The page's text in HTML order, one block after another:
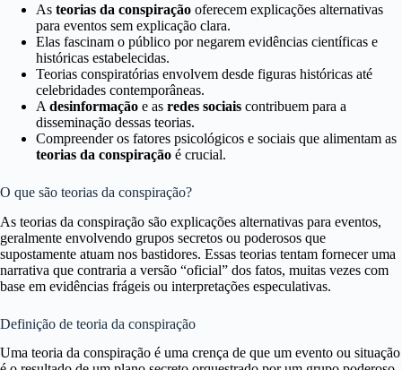
As teorias da conspiração oferecem explicações alternativas
para eventos sem explicação clara.
Elas fascinam o público por negarem evidências científicas e
históricas estabelecidas.
Teorias conspiratórias envolvem desde figuras históricas até
celebridades contemporâneas.
A desinformação e as redes sociais contribuem para a
disseminação dessas teorias.
Compreender os fatores psicológicos e sociais que alimentam as
teorias da conspiração é crucial.
O que são teorias da conspiração?
As teorias da conspiração são explicações alternativas para eventos,
geralmente envolvendo grupos secretos ou poderosos que
supostamente atuam nos bastidores. Essas teorias tentam fornecer uma
narrativa que contraria a versão “oficial” dos fatos, muitas vezes com
base em evidências frágeis ou interpretações especulativas.
Definição de teoria da conspiração
Uma teoria da conspiração é uma crença de que um evento ou situação